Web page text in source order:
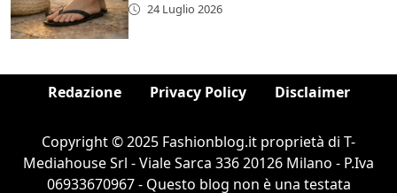
24 Luglio 2026
Redazione Privacy Policy Disclaimer
Copyright © 2025 Fashionblog.it proprietà di T-
Mediahouse Srl - Viale Sarca 336 20126 Milano - P.Iva
06933670967 - Questo blog non è una testata